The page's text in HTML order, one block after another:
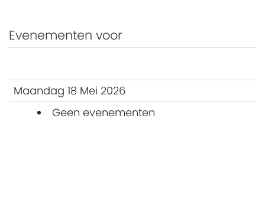
Evenementen voor
Maandag 18 Mei 2026
Geen evenementen